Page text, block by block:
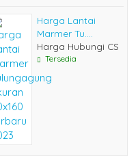
Harga Lantai
Marmer Tu....
Harga Hubungi CS
Tersedia